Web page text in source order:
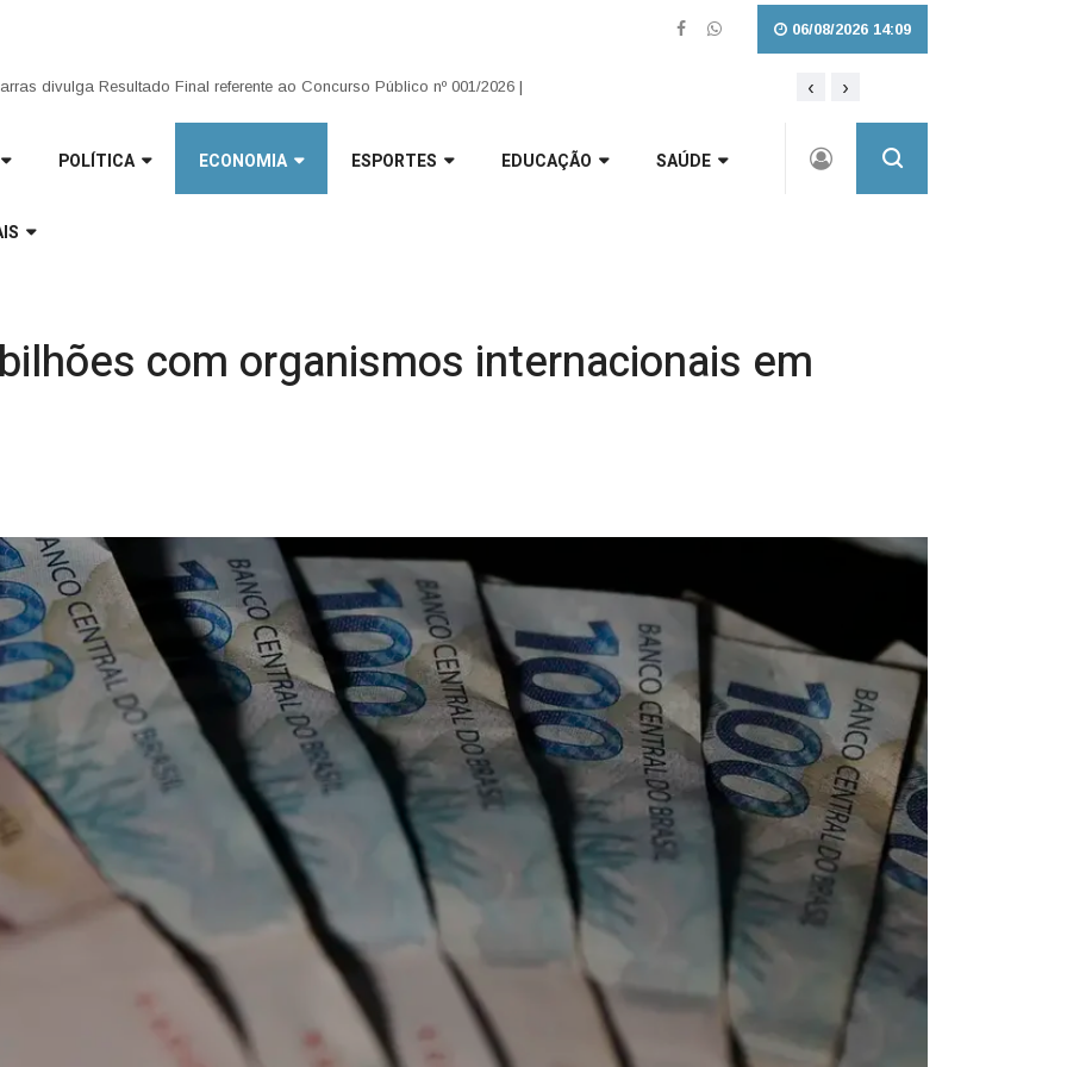
06/08/2026 14:09
transformam: Infraestrutura avança no interior e garante mais trafegabilidade para Três Barras | Pet Levado a Sério: Vagas para as
‹ ›
POLÍTICA ECONOMIA ESPORTES EDUCAÇÃO SAÚDE
com organismos internacionais em